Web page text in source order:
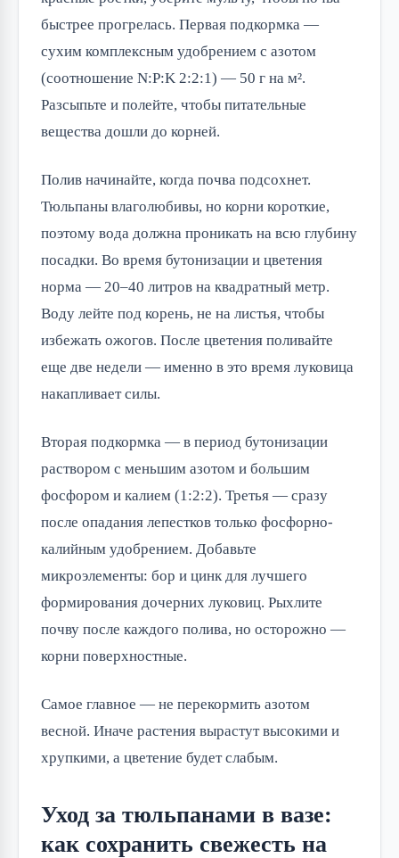
быстрее прогрелась. Первая подкормка —
сухим комплексным удобрением с азотом
(соотношение N:P:K 2:2:1) — 50 г на м².
Разсыпьте и полейте, чтобы питательные
вещества дошли до корней.
Полив начинайте, когда почва подсохнет.
Тюльпаны влаголюбивы, но корни короткие,
поэтому вода должна проникать на всю глубину
посадки. Во время бутонизации и цветения
норма — 20–40 литров на квадратный метр.
Воду лейте под корень, не на листья, чтобы
избежать ожогов. После цветения поливайте
еще две недели — именно в это время луковица
накапливает силы.
Вторая подкормка — в период бутонизации
раствором с меньшим азотом и большим
фосфором и калием (1:2:2). Третья — сразу
после опадания лепестков только фосфорно-
калийным удобрением. Добавьте
микроэлементы: бор и цинк для лучшего
формирования дочерних луковиц. Рыхлите
почву после каждого полива, но осторожно —
корни поверхностные.
Самое главное — не перекормить азотом
весной. Иначе растения вырастут высокими и
хрупкими, а цветение будет слабым.
Уход за тюльпанами в вазе:
как сохранить свежесть на